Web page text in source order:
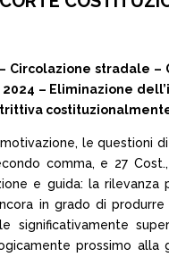
– Circolazione
– Eliminazione
costituzionalmente
le questioni
comma, e 27
e guida: la
in grado di
significativamente
prossimo